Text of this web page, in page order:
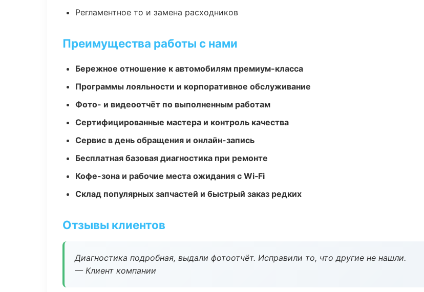
Регламентное то и замена расходников
Преимущества работы с нами
Бережное отношение к автомобилям премиум-класса
Программы лояльности и корпоративное обслуживание
Фото- и видеоотчёт по выполненным работам
Сертифицированные мастера и контроль качества
Сервис в день обращения и онлайн-запись
Бесплатная базовая диагностика при ремонте
Кофе-зона и рабочие места ожидания с Wi‑Fi
Склад популярных запчастей и быстрый заказ редких
Отзывы клиентов
Диагностика подробная, выдали фотоотчёт. Исправили то, что другие не нашли.
— Клиент компании